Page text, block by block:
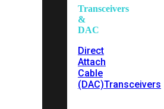
Transceivers
&
DAC
Direct
Attach
Cable
(DAC)Transceivers